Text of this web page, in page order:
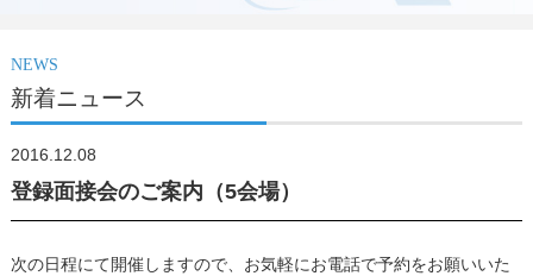
NEWS
新着ニュース
2016.12.08
登録面接会のご案内（5会場）
次の日程にて開催しますので、お気軽にお電話で予約をお願いいた